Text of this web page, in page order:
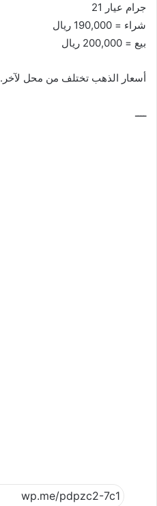
جرام عيار 21
شراء = 190,000 ريال
بيع = 200,000 ريال
أسعار الذهب تختلف من محل لآخر.
ــــ